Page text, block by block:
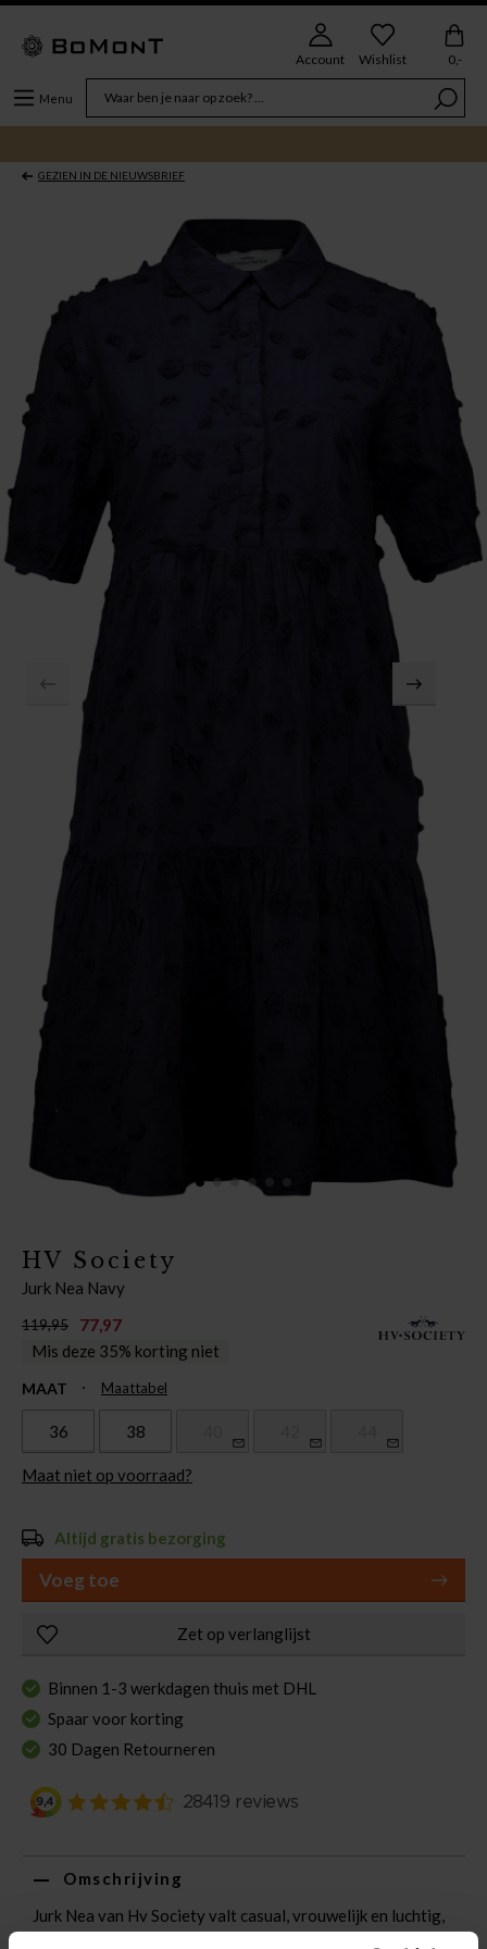
Menu
Account Wishlist 0,-
GEZIEN IN DE NIEUWSBRIEF
HV Society
Jurk Nea Navy
119,95
77,97
Mis deze 35% korting niet
MAAT Maattabel
36 38
Maat niet op voorraad?
Altijd gratis bezorging
Voeg toe
Zet op verlanglijst
Binnen 1-3 werkdagen thuis met DHL
Spaar voor korting
30 Dagen Retourneren
Omschrijving
Jurk Nea van Hv Society valt casual, vrouwelijk en luchtig,